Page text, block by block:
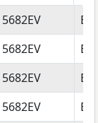
Postcode
5682EV
5682EV
5682EV
5682EV